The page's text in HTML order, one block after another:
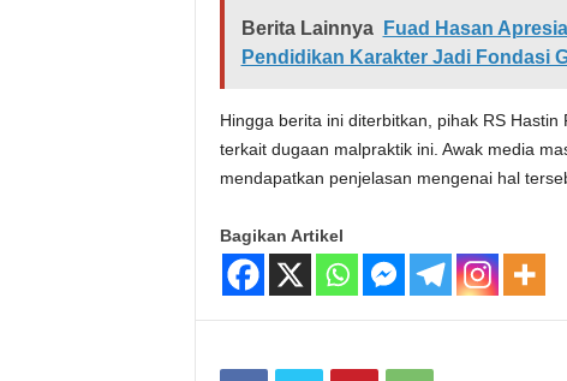
Berita Lainnya
Fuad Hasan
Pendidikan Karakter Jadi Fondasi
Hingga berita ini diterbitkan, pihak RS
terkait dugaan malpraktik ini. Awak media
mendapatkan penjelasan mengenai hal
Bagikan Artikel